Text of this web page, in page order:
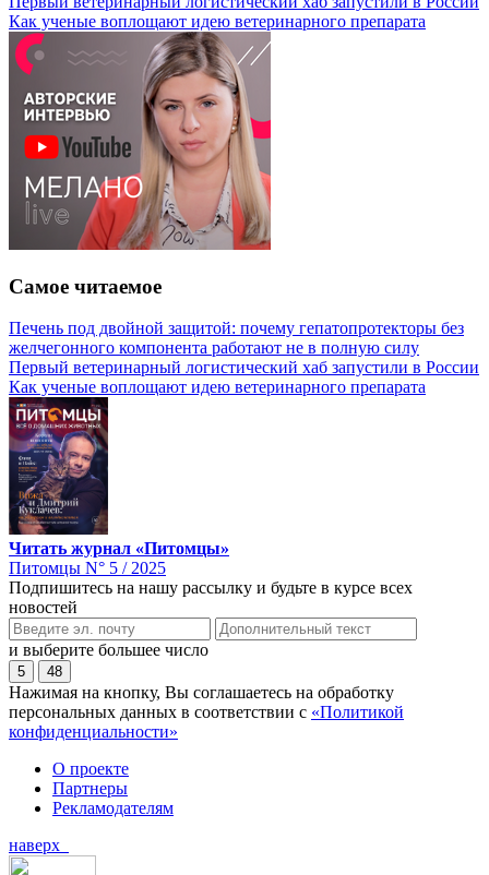
Как ученые воплощают идею ветеринарного препарата
Самое читаемое
Печень под двойной защитой: почему гепатопротекторы без
желчегонного компонента работают не в полную силу
Первый ветеринарный логистический хаб запустили в России
Как ученые воплощают идею ветеринарного препарата
Читать журнал «Питомцы»
Питомцы N° 5 / 2025
Подпишитесь на нашу рассылку и будьте в курсе всех
новостей
и выберите большее число
5 48
Нажимая на кнопку, Вы соглашаетесь на обработку
персональных данных в соответствии с «Политикой
конфиденциальности»
О проекте
Партнеры
Рекламодателям
наверх